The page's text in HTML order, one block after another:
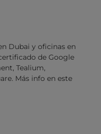
Dubai y oficinas en
de Google
Tealium,
Más info en este